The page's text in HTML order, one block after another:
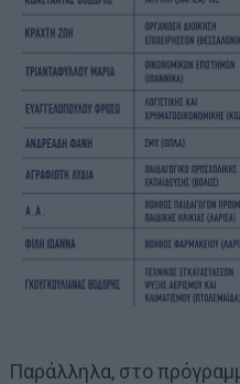
Παράλληλα, στο